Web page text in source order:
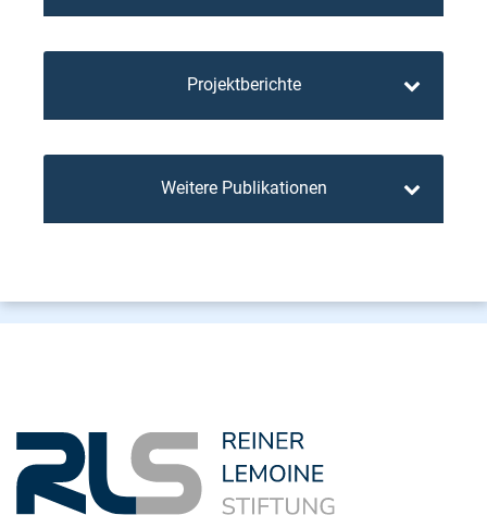
Projektberichte
Weitere Publikationen